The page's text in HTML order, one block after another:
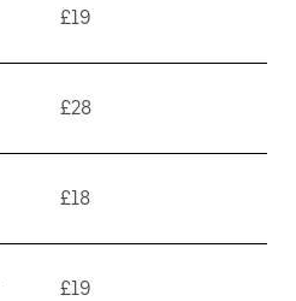
£19
£28
£18
£19